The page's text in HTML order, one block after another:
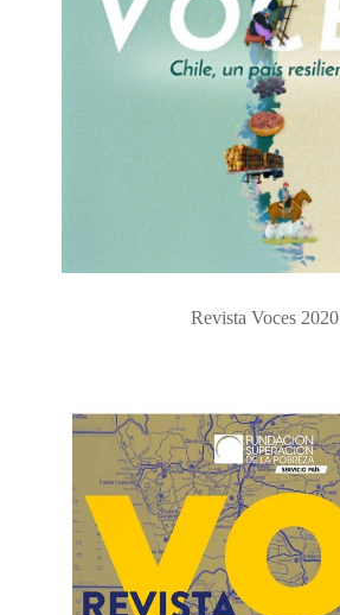
Revista Voces 2020